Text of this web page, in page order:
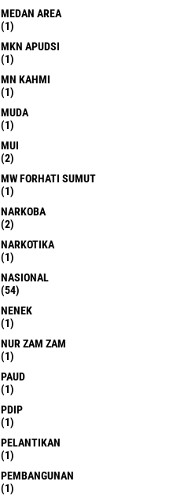
MEDAN AREA
(1)
MKN APUDSI
(1)
MN KAHMI
(1)
MUDA
(1)
MUI
(2)
MW FORHATI SUMUT
(1)
NARKOBA
(2)
NARKOTIKA
(1)
NASIONAL
(54)
NENEK
(1)
NUR ZAM ZAM
(1)
PAUD
(1)
PDIP
(1)
PELANTIKAN
(1)
PEMBANGUNAN
(1)